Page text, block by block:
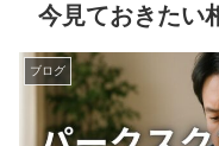
今見ておきたい
ブログ